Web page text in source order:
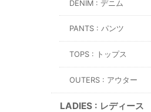
DENIM : デニム
PANTS : パンツ
TOPS : トップス
OUTERS : アウター
LADIES : レディース